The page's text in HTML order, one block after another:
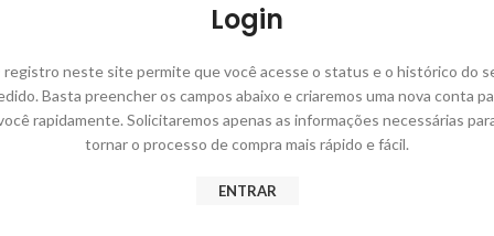
Login
registro neste site permite que você acesse o status e o histórico do
Basta preencher os campos abaixo e criaremos uma nova conta
rapidamente. Solicitaremos apenas as informações necessárias
tornar o processo de compra mais rápido e fácil.
ENTRAR